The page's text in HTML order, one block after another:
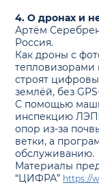
4. О дронах и
Артём
Россия.
Как дроны с
тепловизорами
строят
землёй, без
С помощью
инспекцию
опор из-за
ветки, а
обслуживанию.
Материалы
“ЦИФРА” https://